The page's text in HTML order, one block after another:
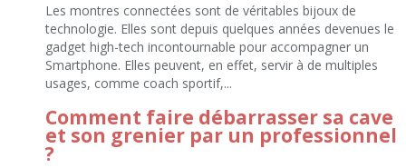
Les montres connectées sont de véritables bijoux de
technologie. Elles sont depuis quelques années devenues le
gadget high-tech incontournable pour accompagner un
Smartphone. Elles peuvent, en effet, servir à de multiples
usages, comme coach sportif,...
Comment faire débarrasser sa cave
et son grenier par un professionnel
?